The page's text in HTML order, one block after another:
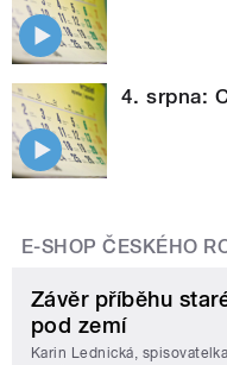
4. srpna:
E-SHOP ČESKÉHO
Závěr příběhu
pod zemí
Karin Lednická, spisovatelka